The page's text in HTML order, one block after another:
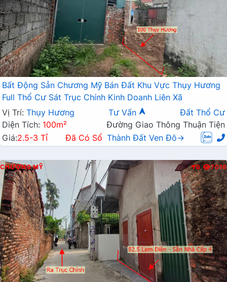
Bất Động Sản Chương Mỹ Bán Đất Khu Vực Thụy Hương
Full Thổ Cư Sát Trục Chính Kinh Doanh Liên Xã
Vị Trí: Thụy Hương Tư Vấn
Đất Thổ Cư
Diện Tích: 100m²
Đường Giao Thông Thuận Tiện
Giá:2.5-3 Tỉ Đã Có Sổ Thành Đất Ven Đô→
CHƯƠNG MỸ B 7016